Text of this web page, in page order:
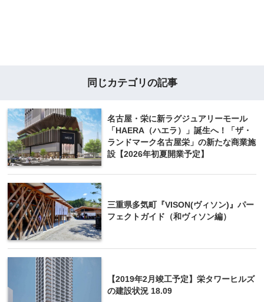
同じカテゴリの記事
名古屋・栄に新ラグジュアリーモール
「HAERA（ハエラ）」誕生へ！「ザ・
ランドマーク名古屋栄」の新たな商業施
設【2026年初夏開業予定】
三重県多気町『VISON(ヴィソン)』パー
フェクトガイド（和ヴィソン編）
【2019年2月竣工予定】栄タワーヒルズ
の建設状況 18.09